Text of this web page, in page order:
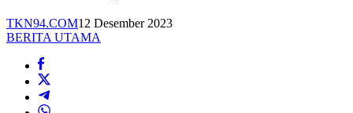
TKN94.COM12 Desember 2023
BERITA UTAMA